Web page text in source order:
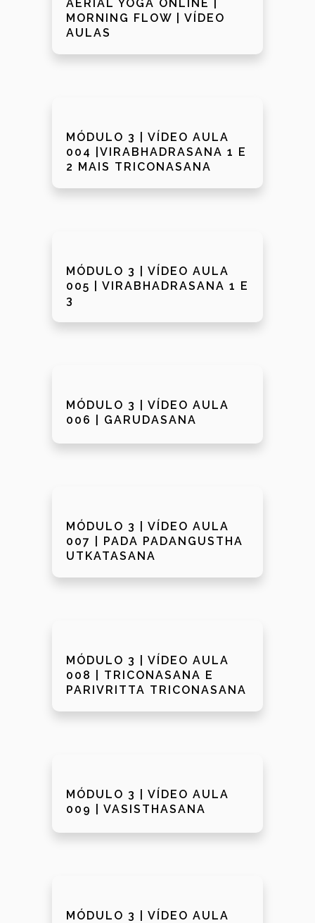
AERIAL YOGA ONLINE |
MORNING FLOW | VÍDEO
AULAS
MÓDULO 3 | VÍDEO AULA
004 |VIRABHADRASANA 1 E
2 MAIS TRICONASANA
MÓDULO 3 | VÍDEO AULA
005 | VIRABHADRASANA 1 E
3
MÓDULO 3 | VÍDEO AULA
006 | GARUDASANA
MÓDULO 3 | VÍDEO AULA
007 | PADA PADANGUSTHA
UTKATASANA
MÓDULO 3 | VÍDEO AULA
008 | TRICONASANA E
PARIVRITTA TRICONASANA
MÓDULO 3 | VÍDEO AULA
009 | VASISTHASANA
MÓDULO 3 | VÍDEO AULA